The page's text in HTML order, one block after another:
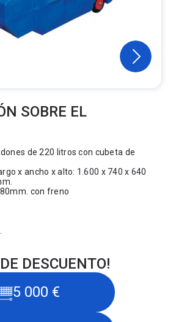
SOBRE EL
de 220 litros con cubeta de
x ancho x alto: 1.600 x 740 x 640
con freno
DESCUENTO!
5 000 €